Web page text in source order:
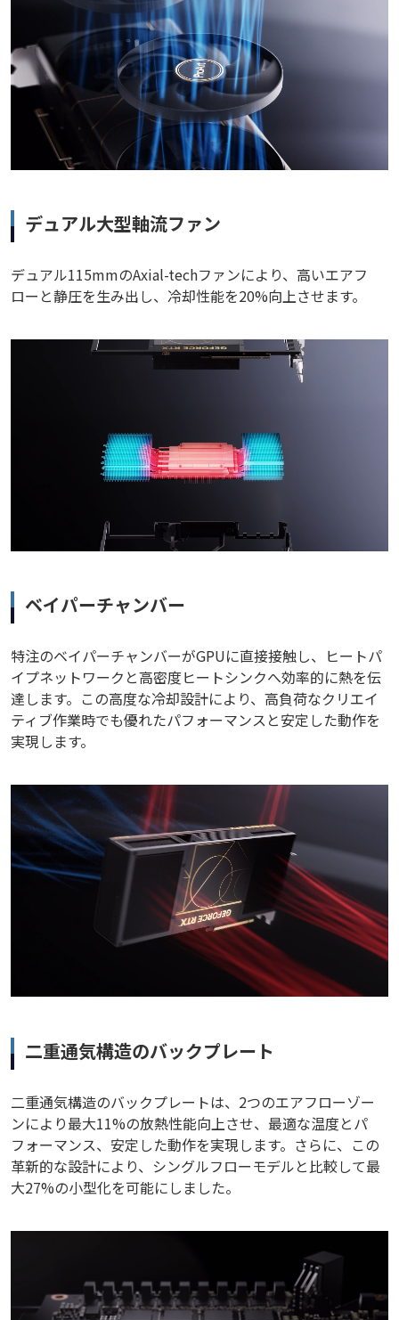
デュアル大型軸流ファン
デュアル115mmのAxial-techファンにより、高いエアフ
ローと静圧を生み出し、冷却性能を20%向上させます。
ベイパーチャンバー
特注のベイパーチャンバーがGPUに直接接触し、ヒートパ
イプネットワークと高密度ヒートシンクへ効率的に熱を伝
達します。この高度な冷却設計により、高負荷なクリエイ
ティブ作業時でも優れたパフォーマンスと安定した動作を
実現します。
二重通気構造のバックプレート
二重通気構造のバックプレートは、2つのエアフローゾー
ンにより最大11%の放熱性能向上させ、最適な温度とパ
フォーマンス、安定した動作を実現します。さらに、この
革新的な設計により、シングルフローモデルと比較して最
大27%の小型化を可能にしました。